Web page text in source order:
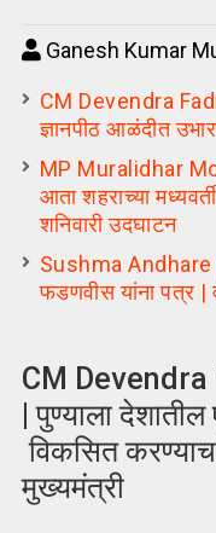
Ganesh Kumar
CM Devendra
ज्ञानपीठ आळंदीत
MP Muralidhar
आता शहराच्या
शनिवारी उदघाटन
Sushma Andhare
फडणवीस यांना पत्र |
CM
| पुण्याला
विकसित
मुख्यमंत्री